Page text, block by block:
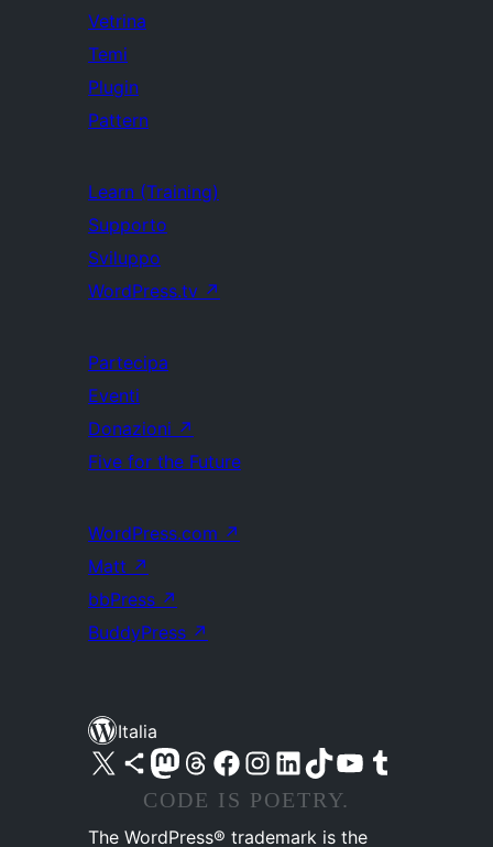
Vetrina
Temi
Plugin
Pattern
Learn (Training)
Supporto
Sviluppo
WordPress.tv ↗
Partecipa
Eventi
Donazioni ↗
Five for the Future
WordPress.com ↗
Matt ↗
bbPress ↗
BuddyPress ↗
Italia
Visita il nostro account X (ex Twitter)
Visita il nostro account Bluesky
Visita il nostro account Mastodon
Visita il nostro account Threads
Visita la nostra pagina Facebook
Visita il nostro account Instagram
Visita il nostro account LinkedIn
Visita il nostro account TikTok
Visita il nostro canale YouTube
Visita il nostro account Tumblr
CODE IS POETRY.
The WordPress® trademark is the